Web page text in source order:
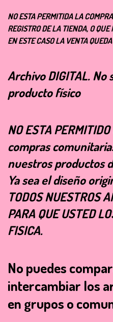
NO ESTA PERMITIDA LA
REGISTRO DE LA TIENDA, O
EN ESTE CASO LA VENTA
ArchivoDIGITAL. No
producto físico
NO ESTA
compras
nuestros productos
Ya sea el diseño
TODOS NUESTROS
PARA QUE USTED
FISICA.
No puedes
intercambiar los
en grupos o